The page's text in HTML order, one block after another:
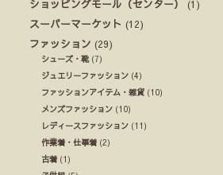
ショッピングモール（センター）
(1)
スーパーマーケット (12)
ファッション (29)
シューズ・靴(7)
ジュエリーファッション (4)
ファッションアイテム・雑貨 (10)
メンズファッション (10)
レディースファッション (11)
作業着・仕事着 (2)
古着 (1)